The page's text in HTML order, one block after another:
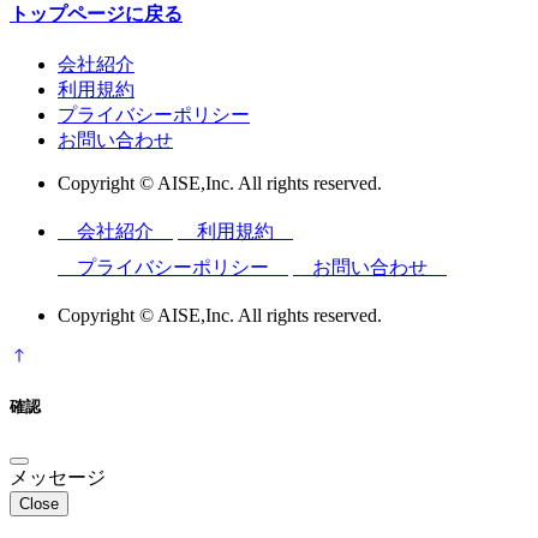
トップページに戻る
会社紹介
利用規約
プライバシーポリシー
お問い合わせ
Copyright © AISE,Inc. All rights reserved.
会社紹介
利用規約
プライバシーポリシー
お問い合わせ
Copyright © AISE,Inc. All rights reserved.
確認
メッセージ
Close